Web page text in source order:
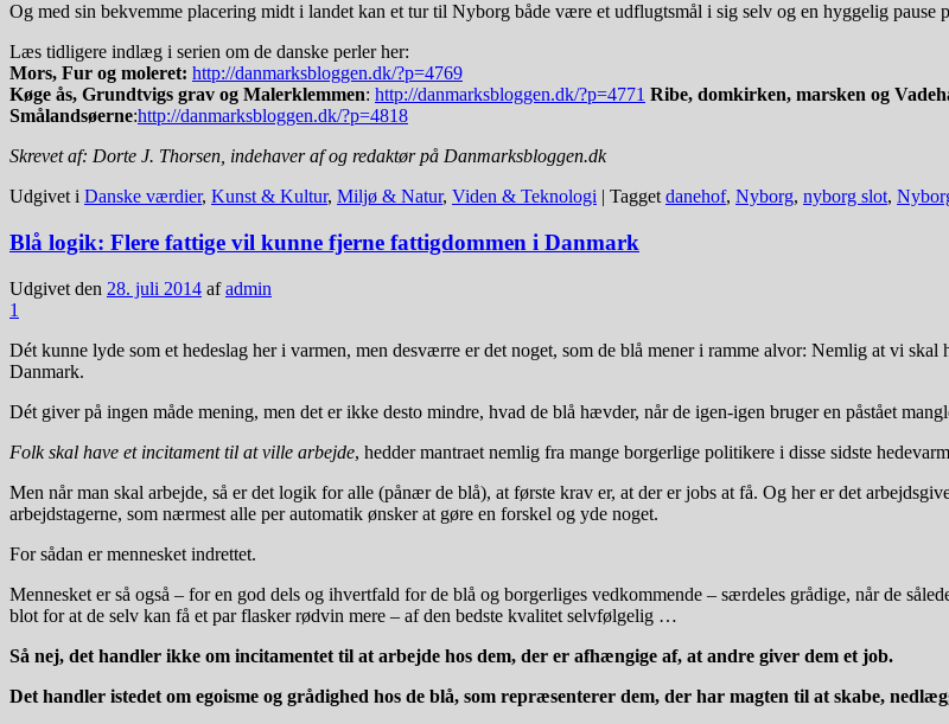
Og med sin bekvemme placering midt i landet kan et tur til Nyborg både være et udflugtsmål i sig selv og en hyggelig
Læs tidligere indlæg i serien om de danske perler her:
Mors, Fur og moleret: http://danmarksbloggen.dk/?p=4769
Køge ås, Grundtvigs grav og Malerklemmen: http://danmarksbloggen.dk/?p=4771 Ribe, domkirken, marsken og
Smålandsøerne:http://danmarksbloggen.dk/?p=4818
Skrevet af: Dorte J. Thorsen, indehaver af og redaktør på Danmarksbloggen.dk
Udgivet i Danske værdier, Kunst & Kultur, Miljø & Natur, Viden & Teknologi | Tagget danehof, Nyborg, nyborg slot,
Blå logik: Flere fattige vil kunne fjerne fattigdommen i Danmark
Udgivet den 28. juli 2014 afadmin
1
Dét kunne lyde som et hedeslag her i varmen, men desværre er det noget, som de blå mener i ramme alvor: Nemlig at vi
Danmark.
Dét giver på ingen måde mening, men det er ikke desto mindre, hvad de blå hævder, når de igen-igen bruger en påstået
Folk skal have et incitament til at ville arbejde, hedder mantraet nemlig fra mange borgerlige politikere i disse sidste
Men når man skal arbejde, så er det logik for alle (pånær de blå), at første krav er, at der er jobs at få. Og her er det
arbejdstagerne, som nærmest alle per automatik ønsker at gøre en forskel og yde noget.
For sådan er mennesket indrettet.
Mennesket er så også – for en god dels og ihvertfald for de blå og borgerliges vedkommende – særdeles grådige, når de
blot for at de selv kan få et par flasker rødvin mere – af den bedste kvalitet selvfølgelig …
Så nej, det handler ikke om incitamentet til at arbejde hos dem, der er afhængige af, at andre giver dem et job.
Det handler istedet om egoisme og grådighed hos de blå, som repræsenterer dem, der har magten til at skabe,